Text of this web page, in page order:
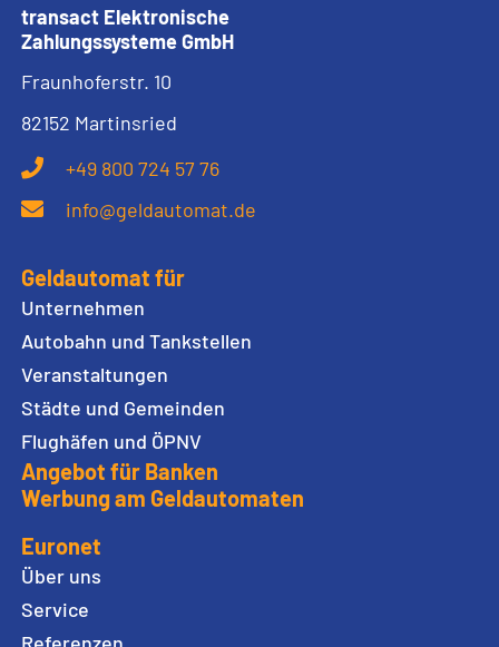
transact Elektronische
Zahlungssysteme GmbH
Fraunhoferstr. 10
82152 Martinsried
+49 800 724 57 76
info@geldautomat.de
Geldautomat für
Unternehmen
Autobahn und Tankstellen
Veranstaltungen
Städte und Gemeinden
Flughäfen und ÖPNV
Angebot für Banken
Werbung am Geldautomaten
Euronet
Über uns
Service